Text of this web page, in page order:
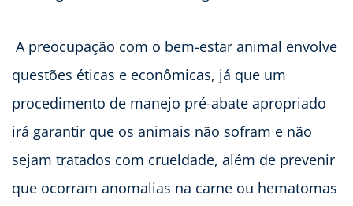
A preocupação com o bem-estar animal envolve
questões éticas e econômicas, já que um
procedimento de manejo pré-abate apropriado
irá garantir que os animais não sofram e não
sejam tratados com crueldade, além de prevenir
que ocorram anomalias na carne ou hematomas